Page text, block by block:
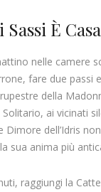
È
nelle camere
fare due passi
della
ai vicinati
Dimore dell’Idris
sua anima più
raggiungi la